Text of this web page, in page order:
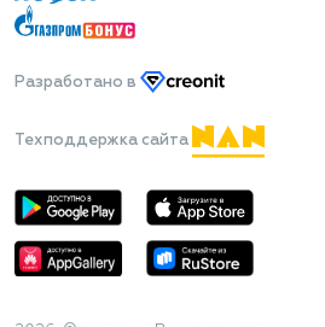
Разработано в
Техподдержка сайта